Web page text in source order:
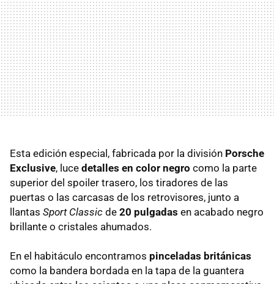
Esta edición especial, fabricada por la división Porsche
Exclusive, luce detalles en color negro como la parte
superior del spoiler trasero, los tiradores de las
puertas o las carcasas de los retrovisores, junto a
llantas Sport Classic de 20 pulgadas en acabado negro
brillante o cristales ahumados.
En el habitáculo encontramos pinceladas británicas
como la bandera bordada en la tapa de la guantera